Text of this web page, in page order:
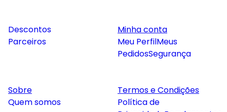
Descontos
Parceiros
Minha conta
Meu PerfilMeus
PedidosSegurança
Sobre
Quem somos
Termos e Condições
Política de